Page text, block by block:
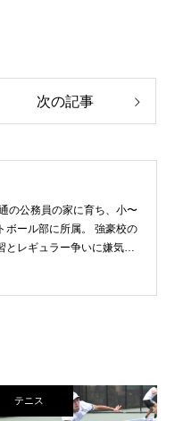
次の記事
の公務員の家に育ち、小〜
ボール部に所属。 強豪校の
とレギュラー争いに嫌気が
ことに。 高校で見つ
、先輩に「センスなし」か
い
テニス